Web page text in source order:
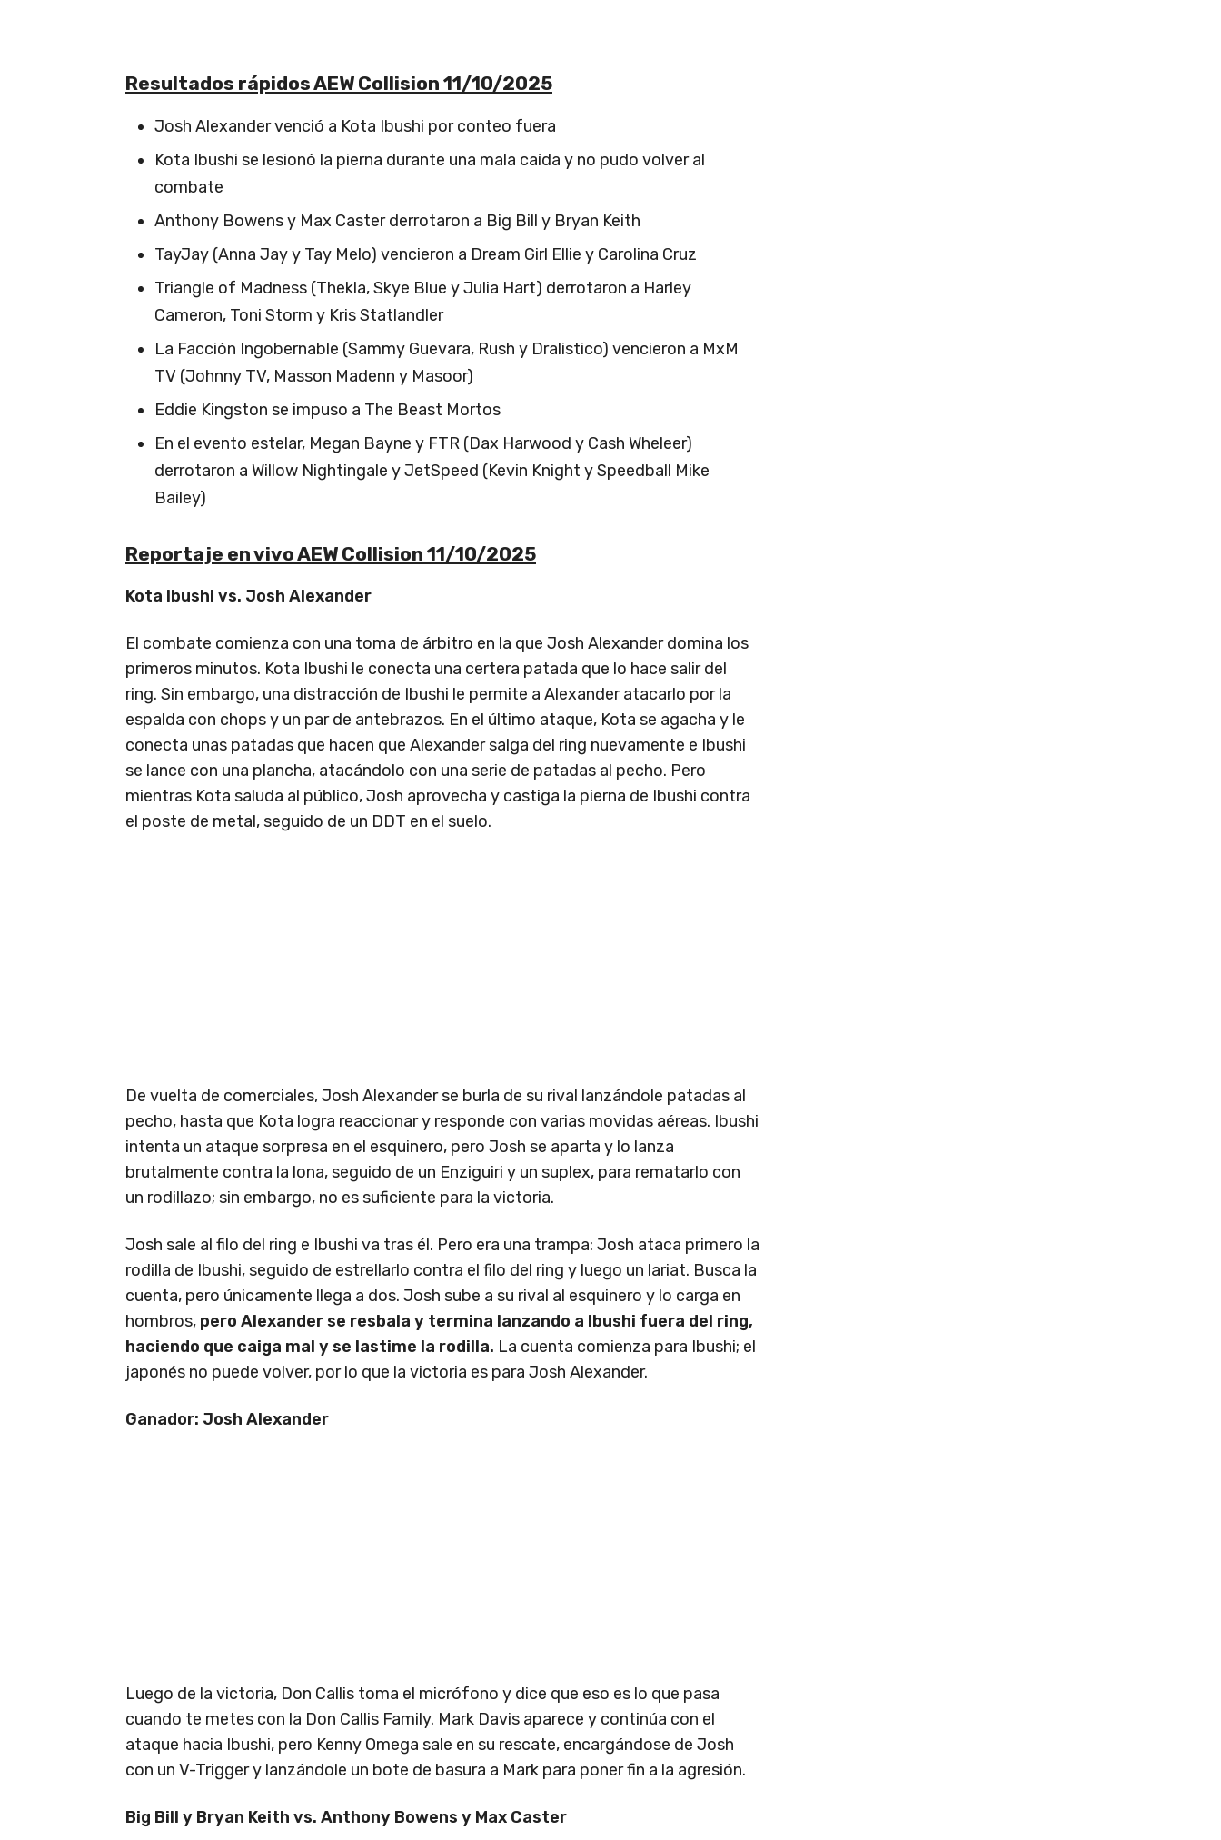
Resultados rápidos AEW Collision 11/10/2025
Josh Alexander venció a Kota Ibushi por conteo fuera
Kota Ibushi se lesionó la pierna durante una mala caída y no pudo volver al
combate
Anthony Bowens y Max Caster derrotaron a Big Bill y Bryan Keith
TayJay (Anna Jay y Tay Melo) vencieron a Dream Girl Ellie y Carolina Cruz
Triangle of Madness (Thekla, Skye Blue y Julia Hart) derrotaron a Harley
Cameron, Toni Storm y Kris Statlandler
La Facción Ingobernable (Sammy Guevara, Rush y Dralistico) vencieron a MxM
TV (Johnny TV, Masson Madenn y Masoor)
Eddie Kingston se impuso a The Beast Mortos
En el evento estelar, Megan Bayne y FTR (Dax Harwood y Cash Wheleer)
derrotaron a Willow Nightingale y JetSpeed (Kevin Knight y Speedball Mike
Bailey)
Reportaje en vivo AEW Collision 11/10/2025
Kota Ibushi vs. Josh Alexander
El combate comienza con una toma de árbitro en la que Josh Alexander domina los
primeros minutos. Kota Ibushi le conecta una certera patada que lo hace salir del
ring. Sin embargo, una distracción de Ibushi le permite a Alexander atacarlo por la
espalda con chops y un par de antebrazos. En el último ataque, Kota se agacha y le
conecta unas patadas que hacen que Alexander salga del ring nuevamente e Ibushi
se lance con una plancha, atacándolo con una serie de patadas al pecho. Pero
mientras Kota saluda al público, Josh aprovecha y castiga la pierna de Ibushi contra
el poste de metal, seguido de un DDT en el suelo.
De vuelta de comerciales, Josh Alexander se burla de su rival lanzándole patadas al
pecho, hasta que Kota logra reaccionar y responde con varias movidas aéreas. Ibushi
intenta un ataque sorpresa en el esquinero, pero Josh se aparta y lo lanza
brutalmente contra la lona, seguido de un Enziguiri y un suplex, para rematarlo con
un rodillazo; sin embargo, no es suficiente para la victoria.
Josh sale al filo del ring e Ibushi va tras él. Pero era una trampa: Josh ataca primero la
rodilla de Ibushi, seguido de estrellarlo contra el filo del ring y luego un lariat. Busca la
cuenta, pero únicamente llega a dos. Josh sube a su rival al esquinero y lo carga en
hombros, pero Alexander se resbala y termina lanzando a Ibushi fuera del ring,
haciendo que caiga mal y se lastime la rodilla. La cuenta comienza para Ibushi; el
japonés no puede volver, por lo que la victoria es para Josh Alexander.
Ganador: Josh Alexander
Luego de la victoria, Don Callis toma el micrófono y dice que eso es lo que pasa
cuando te metes con la Don Callis Family. Mark Davis aparece y continúa con el
ataque hacia Ibushi, pero Kenny Omega sale en su rescate, encargándose de Josh
con un V-Trigger y lanzándole un bote de basura a Mark para poner fin a la agresión.
Big Bill y Bryan Keith vs. Anthony Bowens y Max Caster